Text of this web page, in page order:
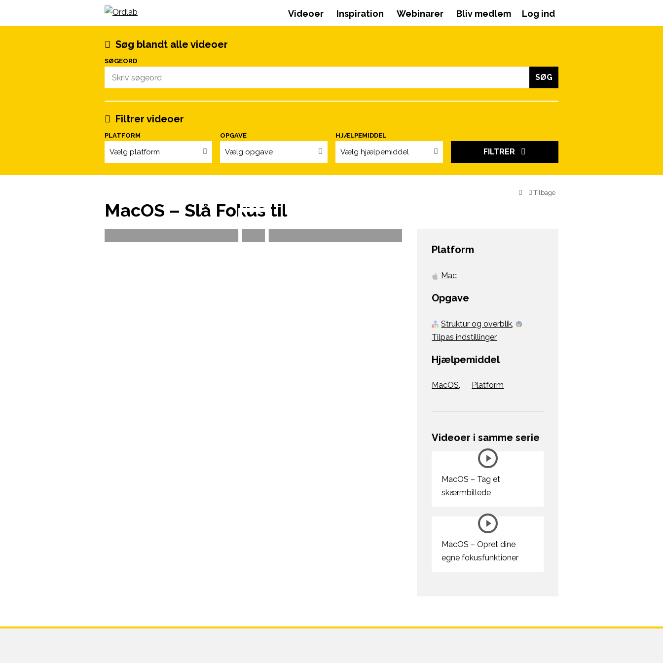
Spring til indhold Videoer Inspiration Webinarer Bliv medlem Log ind
Søg blandt alle videoer
SØGEORD
SØG
Filtrer videoer
PLATFORM
Vælg platform
OPGAVE
Vælg opgave
HJÆLPEMIDDEL
Vælg hjælpemiddel
Tilbage
MacOS – Slå Fokus til
Platform
Mac
Opgave
Struktur og overblik ,
Tilpas indstillinger
Hjælpemiddel
MacOS, Platform
Videoer i samme serie
MacOS – Tag et
skærmbillede
MacOS – Opret dine
egne fokusfunktioner